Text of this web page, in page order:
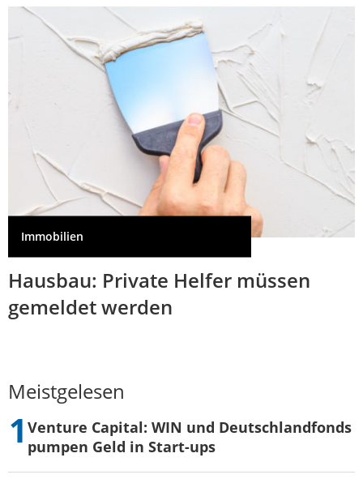
Immobilien
Hausbau: Private Helfer müssen
gemeldet werden
Meistgelesen
Venture Capital: WIN und Deutschlandfonds
pumpen Geld in Start-ups